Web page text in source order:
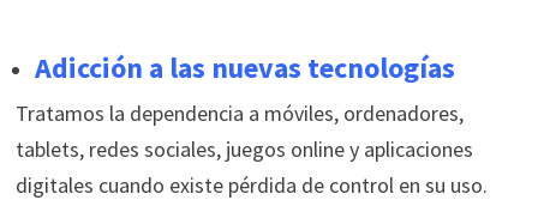
Adicción a las nuevas tecnologías
Tratamos la dependencia a móviles, ordenadores,
tablets, redes sociales, juegos online y aplicaciones
digitales cuando existe pérdida de control en su uso.